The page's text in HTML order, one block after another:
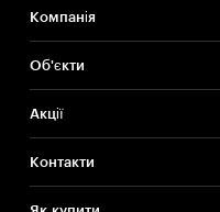
Компанія
Об'єкти
Акції
Контакти